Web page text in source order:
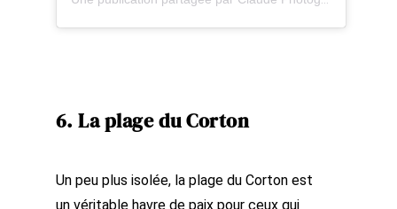
6. La plage du Corton
Un peu plus isolée, la plage du Corton est
un véritable havre de paix pour ceux qui